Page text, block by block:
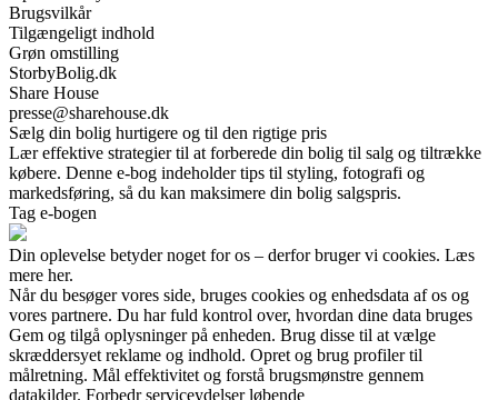
Brugsvilkår
Tilgængeligt indhold
Grøn omstilling
StorbyBolig.dk
Share House
presse@sharehouse.dk
Sælg din bolig hurtigere og til den rigtige pris
Lær effektive strategier til at forberede din bolig til salg og tiltrække
købere. Denne e-bog indeholder tips til styling, fotografi og
markedsføring, så du kan maksimere din bolig salgspris.
Tag e-bogen
Din oplevelse betyder noget for os – derfor bruger vi cookies. Læs
mere her.
Når du besøger vores side, bruges cookies og enhedsdata af os og
vores partnere. Du har fuld kontrol over, hvordan dine data bruges
Gem og tilgå oplysninger på enheden. Brug disse til at vælge
skræddersyet reklame og indhold. Opret og brug profiler til
målretning. Mål effektivitet og forstå brugsmønstre gennem
datakilder. Forbedr serviceydelser løbende